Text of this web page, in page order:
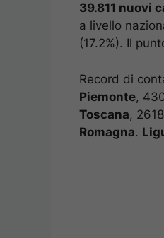
39.811 nuovi
a livello
(17.2%). Il
Record di
Piemonte,
Toscana,
Romagna.